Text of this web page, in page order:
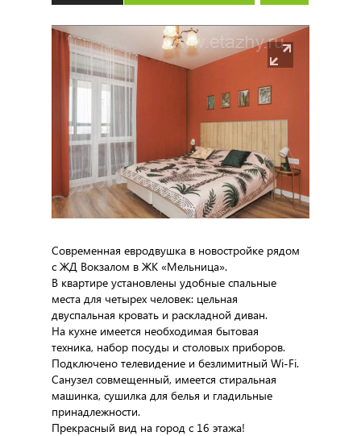
Современная евродвушка в новостройке рядом
с ЖД Вокзалом в ЖК «Мельница».
В квартире установлены удобные спальные
места для четырех человек: цельная
двуспальная кровать и раскладной диван.
На кухне имеется необходимая бытовая
техника, набор посуды и столовых приборов.
Подключено телевидение и безлимитный Wi-Fi.
Санузел совмещенный, имеется стиральная
машинка, сушилка для белья и гладильные
принадлежности.
Прекрасный вид на город с 16 этажа!